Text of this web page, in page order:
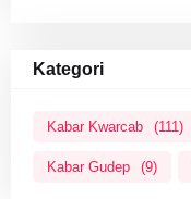
Kategori
Kabar Kwarcab (111)
Kabar Gudep (9)